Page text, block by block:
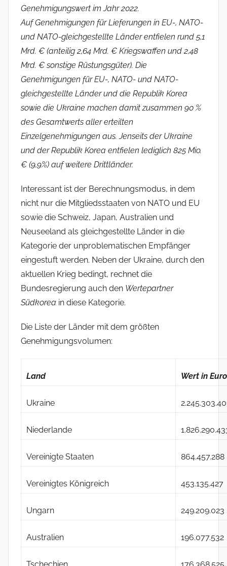
Genehmigungswert im Jahr 2022.
Auf Genehmigungen für Lieferungen in EU-, NATO-
und NATO-gleichgestellte Länder entfielen rund 5,1
Mrd. € (anteilig 2,64 Mrd. € Kriegswaffen und 2,48
Mrd. € sonstige Rüstungsgüter). Die
Genehmigungen für EU-, NATO- und NATO-
gleichgestellte Länder und die Republik Korea
sowie die Ukraine machen damit zusammen 90 %
des Gesamtwerts aller erteilten
Einzelgenehmigungen aus. Jenseits der Ukraine
und der Republik Korea entfielen lediglich 825 Mio.
€ (9,9%) auf weitere Drittländer.
Interessant ist der Berechnungsmodus, in dem
nicht nur die Mitgliedsstaaten von NATO und EU
sowie die Schweiz, Japan, Australien und
Neuseeland als gleichgestellte Länder in die
Kategorie der unproblematischen Empfänger
eingestuft werden. Neben der Ukraine, durch den
aktuellen Krieg bedingt, rechnet die
Bundesregierung auch den Wertepartner
Südkorea in diese Kategorie.
Die Liste der Länder mit dem größten
Genehmigungsvolumen:
Land Wert in Euro
Ukraine
Niederlande
Vereinigte Staaten 864.457.288
Vereinigtes Königreich 453.135.427
Ungarn 249.209.023
Australien 196.077.532